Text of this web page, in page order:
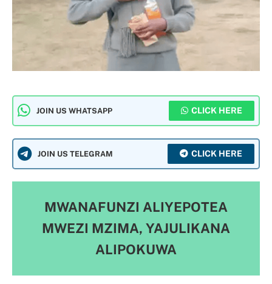
JOIN US WHATSAPP CLICK HERE
JOIN US TELEGRAM CLICK HERE
MWANAFUNZI ALIYEPOTEA
MWEZI MZIMA, YAJULIKANA
ALIPOKUWA